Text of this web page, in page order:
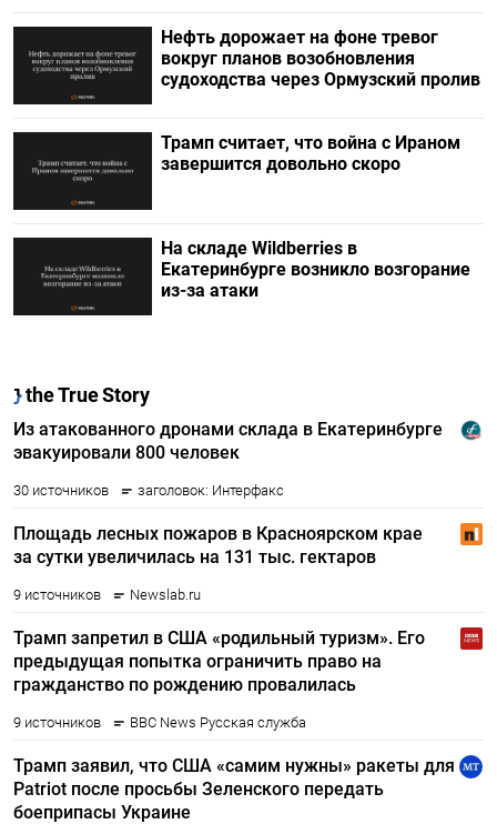
Нефть дорожает на фоне тревог
вокруг планов возобновления
судоходства через Ормузский пролив
Трамп считает, что война с Ираном
завершится довольно скоро
На складе Wildberries в
Екатеринбурге возникло возгорание
из-за атаки